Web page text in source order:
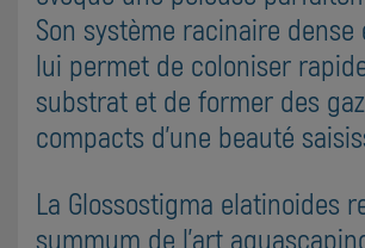
Son système racinaire dense
lui permet de coloniser
substrat et de former des
compacts d'une beauté
La Glossostigma elatinoides
summum de l'art